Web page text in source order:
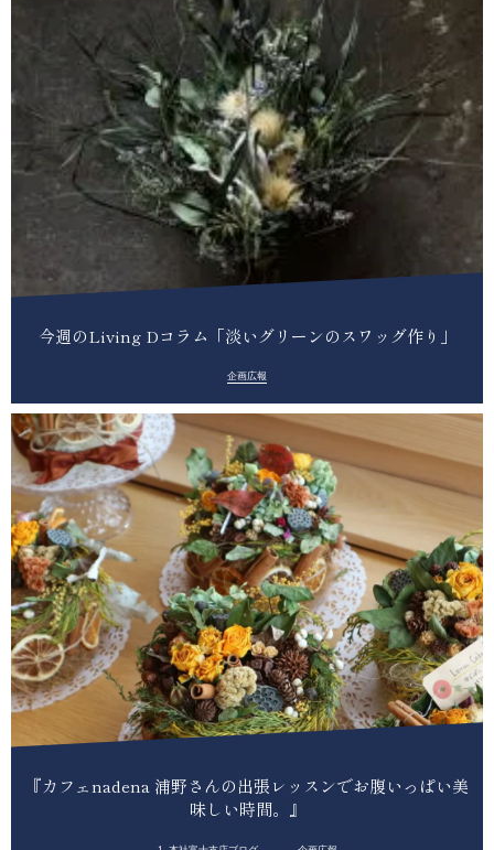
今週のLiving Dコラム「淡いグリーンのスワッグ作り」
企画広報
『カフェnadena 浦野さんの出張レッスンでお腹いっぱい美
味しい時間。』